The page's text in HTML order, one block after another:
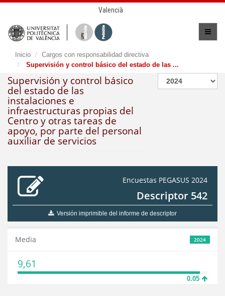
Valencià
Inicio
Cargos con responsabilidad directiva
Supervisión y control básico del estado de las ...
Supervisión y control básico
del estado de las
instalaciones e
infraestructuras propias del
Centro y otras tareas de
apoyo, por parte del personal
auxiliar de servicios
Encuestas PEGASUS 2024
Descriptor 542
Versión imprimible del informe de descriptor
2024
Media
9,61
0.05